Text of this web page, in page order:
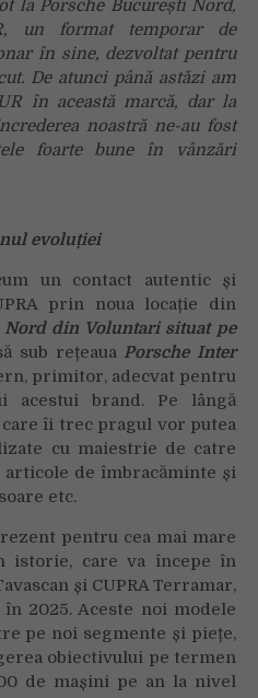
la Porsche București Nord,
un format temporar de
în sine, dezvoltat pentru
De atunci până astăzi am
în această marcă, dar la
noastră ne-au fost
foarte bune în vânzări
evoluției
un contact autentic și
prin noua locație din
Nord din Voluntari situat pe
sub rețeaua Porsche Inter
primitor, adecvat pentru
acestui brand. Pe lângă
îi trec pragul vor putea
cu maiestrie de catre
de îmbracăminte și
etc.
pentru cea mai mare
istorie, care va începe în
și CUPRA Terramar,
2025. Aceste noi modele
pe noi segmente și piețe,
obiectivului pe termen
de mașini pe an la nivel